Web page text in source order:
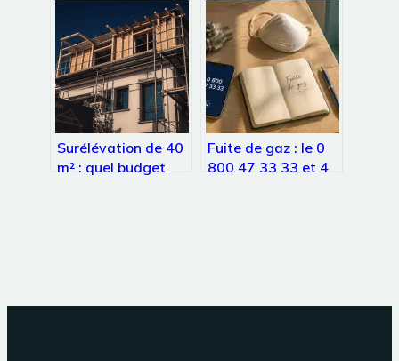
gagner de la place
façade en bouclier
thermique
performant ?
Surélévation de 40
m² : quel budget
Fuite de gaz : le 0
800 47 33 33 et 4